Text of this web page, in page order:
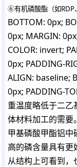
⑥有机磷酸酯（如RDP
BOTTOM: 0px;
0px; MARGIN:
COLOR: invert;
0px; PADDING-
ALIGN: baseline;
0px; PADDING-
重温度略低于二
体材料加工的需要。
甲基磷酸甲酯铝
高的磷含量具有更
从结构上可看到，